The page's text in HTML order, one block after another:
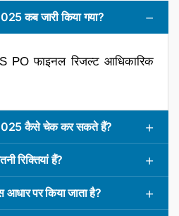
कब जारी किया गया?
PO फाइनल रिजल्ट आधिकारिक
कैसे चेक कर सकते हैं?
रिक्तियां हैं?
पर किया जाता है?